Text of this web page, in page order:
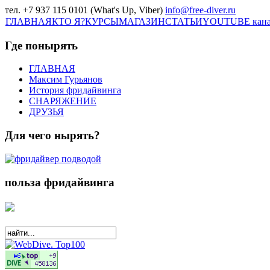
тел. +7 937 115 0101 (What's Up, Viber) info@free-diver.ru
ГЛАВНАЯКТО Я?КУРСЫМАГАЗИНСТАТЬИYOUTUBE
Где понырять
ГЛАВНАЯ
Максим Гурьянов
История фридайвинга
СНАРЯЖЕНИЕ
ДРУЗЬЯ
Для чего нырять?
польза фридайвинга